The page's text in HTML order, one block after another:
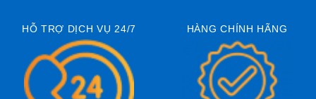
HỖ TRỢ DỊCH VỤ 24/7 HÀNG CHÍNH HÃNG